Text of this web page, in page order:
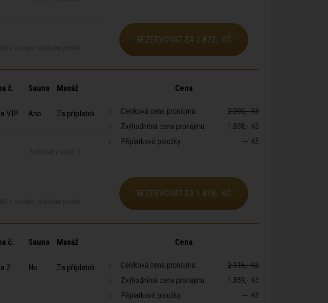
REZERVOVAT ZA 2.872,- KČ
č. Sauna Masáž Cena
VIP Ano Za příplatek Ceníková cena pronájmu:
2.090,- Kč
Zvýhodněná cena pronájmu:
1.838,- Kč
Příplatkové položky:
--- Kč
REZERVOVAT ZA 1.838,- KČ
č. Sauna Masáž Cena
2 Ne Za příplatek Ceníková cena pronájmu:
2.116,- Kč
Zvýhodněná cena pronájmu:
1.859,- Kč
Příplatkové položky:
--- Kč